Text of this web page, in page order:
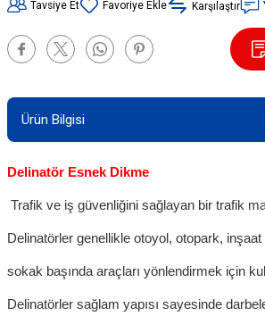
Otopark Projelendirme
90 / 50 /
Levhaları
Tavsiye Et Karşılaştır
Ürün Bilgisi
Delinatör Esnek Dikme
Trafik ve iş güvenliğini sağlayan bir trafik
Delinatörler genellikle otoyol, otopark,
sokak başında araçları yönlendirmek için
Delinatörler sağlam yapısı sayesinde